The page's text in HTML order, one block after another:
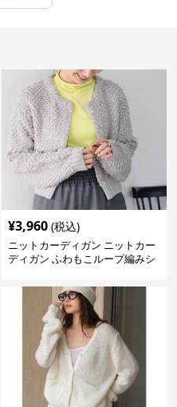
¥3,960 (税込)
ニットカーディガン ニットカー
ディガン ふわもこループ編みシ